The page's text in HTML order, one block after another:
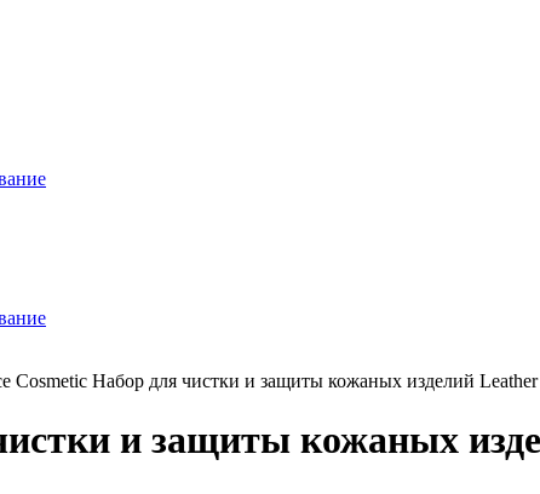
Cosmetic Набор для чистки и защиты кожаных изделий
и защиты кожаных